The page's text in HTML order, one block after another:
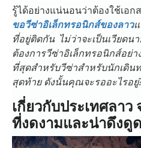
รู้ได้อย่างแน่นอนว่าต้องใช้เอ
ขอวีซ่าอิเล็กทรอนิกส์ของลาว
ที่อยู่ติดกัน ไม่ว่าจะเป็นเวียดน
ต้องการวีซ่าอิเล็กทรอนิกส์อ
ที่สุดสำหรับวีซ่าสำหรับนักเดิน
สุดท้าย ดังนั้นคุณจะรออะไรอยู่
เกี่ยวกับประเทศลา
ที่งดงามและน่าดึงดู